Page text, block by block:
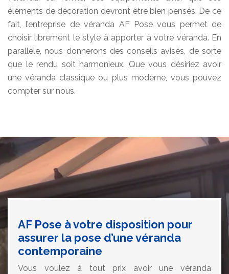
éléments de décoration devront être bien pensés. De ce
fait, l’entreprise de véranda AF Pose vous permet de
choisir librement le style à apporter à votre véranda. En
parallèle, nous donnerons des conseils avisés, de sorte
que le rendu soit harmonieux. Que vous désiriez avoir
une véranda classique ou plus moderne, vous pouvez
compter sur nous.
AF Pose à votre disposition pour
assurer la pose d’une véranda
contemporaine
Vous voulez à tout prix avoir une véranda